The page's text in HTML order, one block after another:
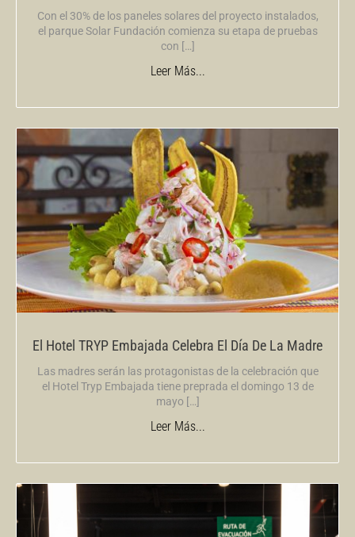
Con el 30% de los paneles solares del proyecto instalados,
el parque Solar Fundación comienza su etapa de pruebas
con […]
Leer Más...
El Hotel TRYP Embajada Celebra El Día De La Madre
Las madres serán las protagonistas de la celebración que
el Hotel Tryp Embajada tiene preprada el domingo 13 de
mayo […]
Leer Más...